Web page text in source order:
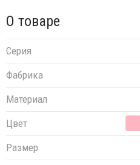
О товаре
Серия
Фабрика
Материал
Цвет
Размер